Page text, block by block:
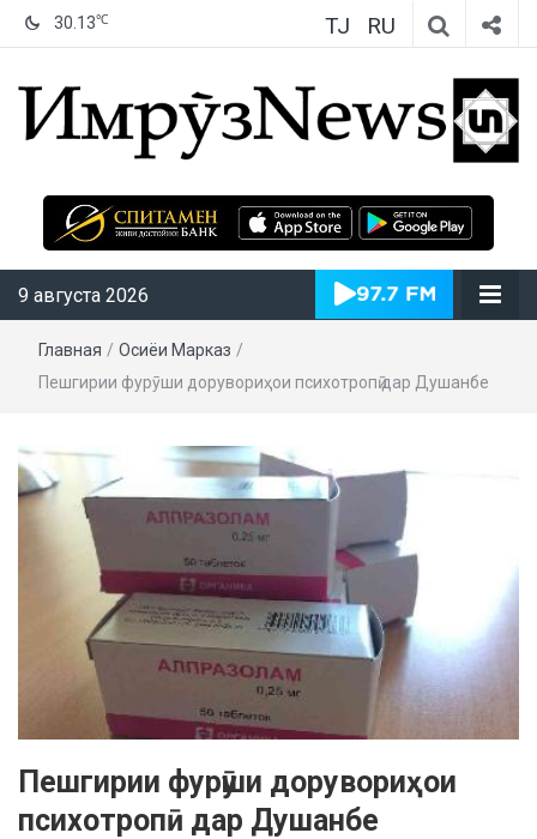
30.13℃ TJ RU
ИмрӯзNews
9 августа 2026
Главная / Осиёи Марказӣ /
Пешгирии фурӯши дорувориҳои психотропӣ дар Душанбе
Пешгирии фурӯши дорувориҳои
психотропӣ дар Душанбе